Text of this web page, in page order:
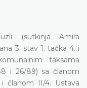
(sutkinja Amira
3. stav 1. tačka 4. i
taksama
i 26/89) sa članom
članom II/4. Ustava